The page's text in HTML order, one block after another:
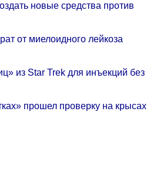
новые средства против
от миелоидного лейкоза
из Star Trek для инъекций без
прошел проверку на крысах